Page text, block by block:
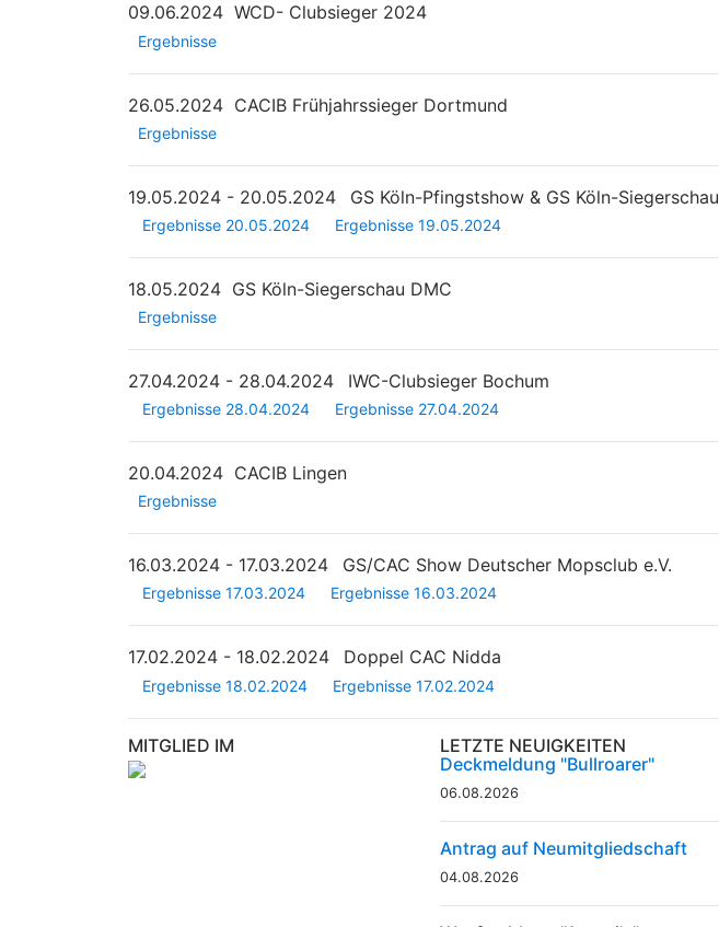
09.06.2024 WCD- Clubsieger 2024
Ergebnisse
26.05.2024 CACIB Frühjahrssieger Dortmund
Ergebnisse
19.05.2024 - 20.05.2024 GS Köln-Pfingstshow & GS Köln-Siegerschau
Ergebnisse 20.05.2024 Ergebnisse 19.05.2024
18.05.2024 GS Köln-Siegerschau DMC
Ergebnisse
27.04.2024 - 28.04.2024 IWC-Clubsieger Bochum
Ergebnisse 28.04.2024 Ergebnisse 27.04.2024
20.04.2024 CACIB Lingen
Ergebnisse
16.03.2024 - 17.03.2024 GS/CAC Show Deutscher Mopsclub e.V.
Ergebnisse 17.03.2024 Ergebnisse 16.03.2024
17.02.2024 - 18.02.2024 Doppel CAC Nidda
Ergebnisse 18.02.2024 Ergebnisse 17.02.2024
MITGLIED IM
LETZTE NEUIGKEITEN
Deckmeldung "Bullroarer"
06.08.2026
Antrag auf Neumitgliedschaft
04.08.2026